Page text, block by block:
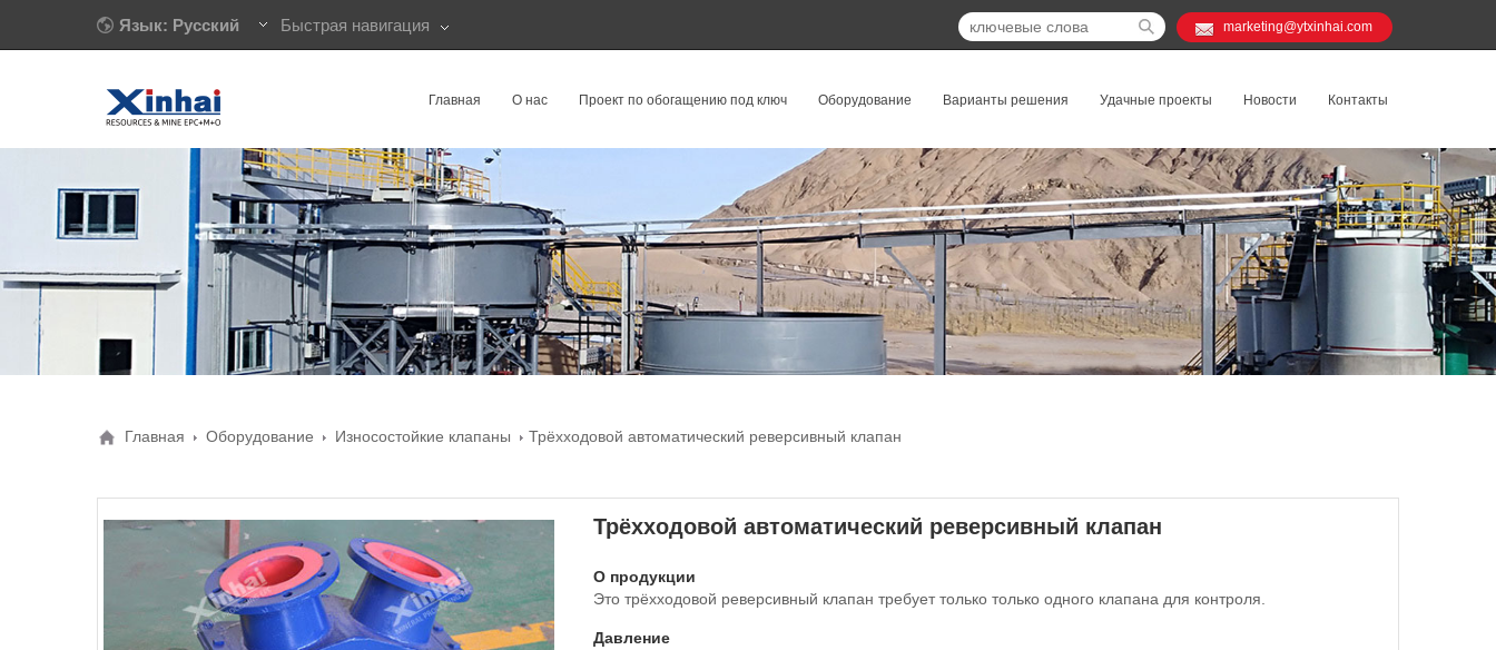
Язык: Русский Быстрая навигация marketing@ytxinhai.com
Контакты
Новости
Удачные проекты
Варианты решения
Оборудование
Проект по обогащению под ключ
О нас
Главная
Главная Оборудование Износостойкие клапаны Трёхходовой автоматический реверсивный клапан
Трёхходовой автоматический реверсивный клапан
О продукции
Это трёхходовой реверсивный клапан требует только только одного клапана для контроля.
Давление